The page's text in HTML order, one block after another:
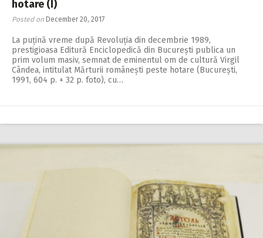
hotare (I)
Posted on December 20, 2017
La puțină vreme după Revoluția din decembrie 1989,
prestigioasa Editură Enciclopedică din București publica un
prim volum masiv, semnat de eminentul om de cultură Virgil
Cândea, intitulat Mărturii românești peste hotare (București,
1991, 604 p. + 32 p. foto), cu…